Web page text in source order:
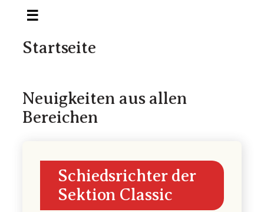
☰
Startseite
Neuigkeiten aus allen
Bereichen
Schiedsrichter der
Sektion Classic